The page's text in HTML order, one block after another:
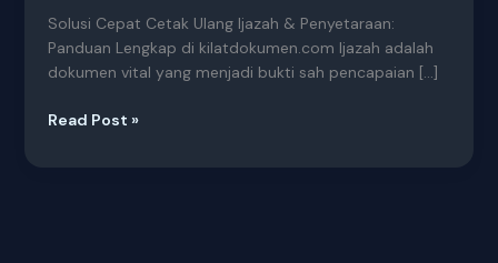
Solusi Cepat Cetak Ulang Ijazah & Penyetaraan:
Panduan Lengkap di kilatdokumen.com Ijazah adalah
dokumen vital yang menjadi bukti sah pencapaian […]
Read Post »